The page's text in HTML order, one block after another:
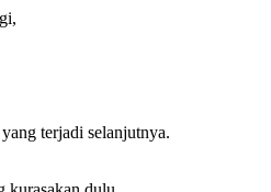
terjadi selanjutnya.